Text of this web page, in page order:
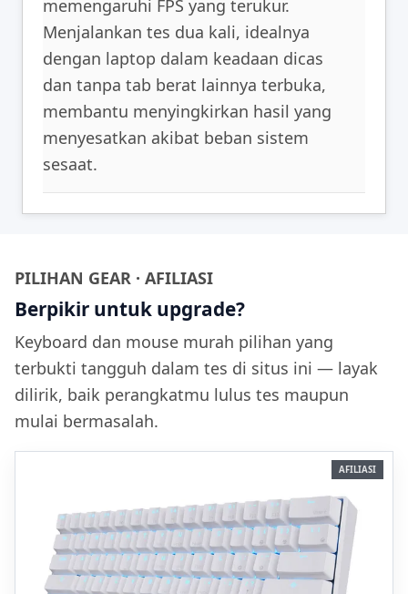
memengaruhi FPS yang terukur.
Menjalankan tes dua kali, idealnya
dengan laptop dalam keadaan dicas
dan tanpa tab berat lainnya terbuka,
membantu menyingkirkan hasil yang
menyesatkan akibat beban sistem
sesaat.
PILIHAN GEAR · AFILIASI
Berpikir untuk upgrade?
Keyboard dan mouse murah pilihan yang
terbukti tangguh dalam tes di situs ini — layak
dilirik, baik perangkatmu lulus tes maupun
mulai bermasalah.
AFILIASI